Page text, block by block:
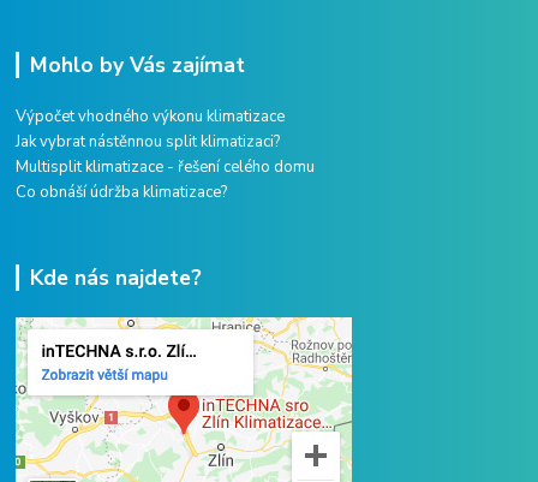
Mohlo by Vás zajímat
Výpočet vhodného výkonu klimatizace
Jak vybrat nástěnnou split klimatizaci?
Multisplit klimatizace - řešení celého domu
Co obnáší údržba klimatizace?
Kde nás najdete?